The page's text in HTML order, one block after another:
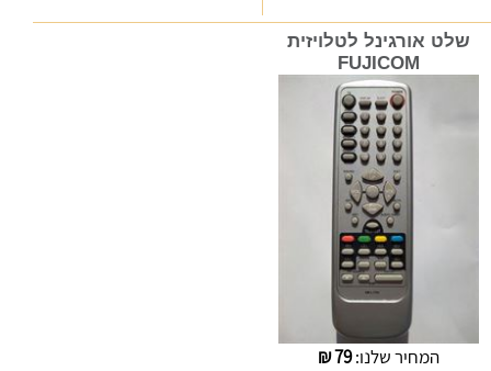
שלט אורגינל לטלויזית
FUJICOM
המחיר שלנו:79
₪